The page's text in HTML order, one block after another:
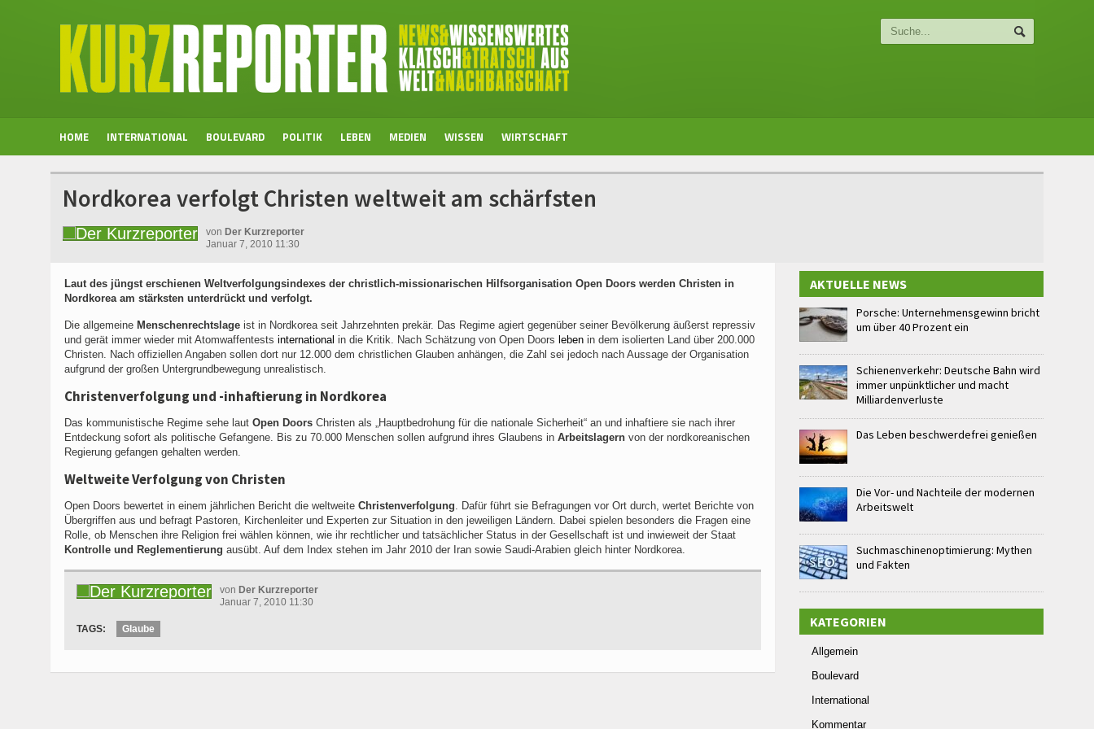
HOME INTERNATIONAL BOULEVARD POLITIK LEBEN MEDIEN WISSEN WIRTSCHAFT
Nordkorea verfolgt Christen weltweit am schärfsten
von Der Kurzreporter
Januar 7, 2010 11:30
Laut des jüngst erschienen Weltverfolgungsindexes der christlich-missionarischen Hilfsorganisation Open Doors werden Christen in
Nordkorea am stärksten unterdrückt und verfolgt.
Die allgemeine Menschenrechtslage ist in Nordkorea seit Jahrzehnten prekär. Das Regime agiert gegenüber seiner Bevölkerung äußerst repressiv
und gerät immer wieder mit Atomwaffentests international in die Kritik. Nach Schätzung von Open Doors leben in dem isolierten Land über 200.000
Christen. Nach offiziellen Angaben sollen dort nur 12.000 dem christlichen Glauben anhängen, die Zahl sei jedoch nach Aussage der Organisation
aufgrund der großen Untergrundbewegung unrealistisch.
Christenverfolgung und -inhaftierung in Nordkorea
Das kommunistische Regime sehe laut Open Doors Christen als „Hauptbedrohung für die nationale Sicherheit“ an und inhaftiere sie nach ihrer
Entdeckung sofort als politische Gefangene. Bis zu 70.000 Menschen sollen aufgrund ihres Glaubens in Arbeitslagern von der nordkoreanischen
Regierung gefangen gehalten werden.
Weltweite Verfolgung von Christen
Open Doors bewertet in einem jährlichen Bericht die weltweite Christenverfolgung. Dafür führt sie Befragungen vor Ort durch, wertet Berichte von
Übergriffen aus und befragt Pastoren, Kirchenleiter und Experten zur Situation in den jeweiligen Ländern. Dabei spielen besonders die Fragen eine
Rolle, ob Menschen ihre Religion frei wählen können, wie ihr rechtlicher und tatsächlicher Status in der Gesellschaft ist und inwieweit der Staat
Kontrolle und Reglementierung ausübt. Auf dem Index stehen im Jahr 2010 der Iran sowie Saudi-Arabien gleich hinter Nordkorea.
von Der Kurzreporter
Januar 7, 2010 11:30
TAGS: Glaube
AKTUELLE NEWS
Porsche: Unternehmensgewinn bricht
um über 40 Prozent ein
Schienenverkehr: Deutsche Bahn wird
immer unpünktlicher und macht
Milliardenverluste
Das Leben beschwerdefrei genießen
Die Vor- und Nachteile der modernen
Arbeitswelt
Suchmaschinenoptimierung: Mythen
und Fakten
KATEGORIEN
Allgemein
Boulevard
International
Kommentar